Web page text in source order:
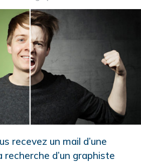
recevez un mail d’une
recherche d’un graphiste